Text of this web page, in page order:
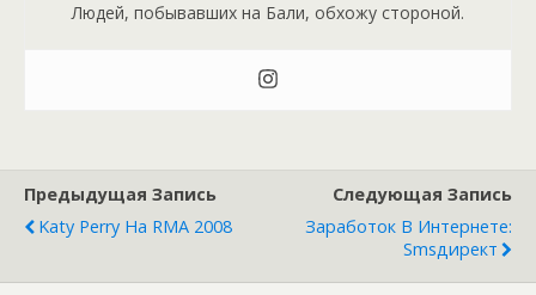
Людей, побывавших на Бали, обхожу стороной.
Предыдущая Запись
Katy Perry На RMA 2008
Следующая Запись
Заработок В Интернете:
Smsдирект